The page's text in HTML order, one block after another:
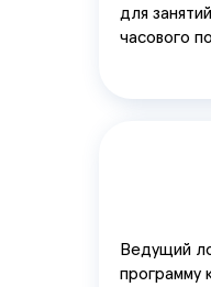
для
часового
Ведущий
программу